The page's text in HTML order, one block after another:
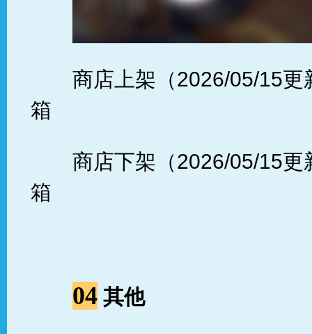
商店上架（2026/05/15更
箱
商店下架（2026/05/15更
箱
04 其他